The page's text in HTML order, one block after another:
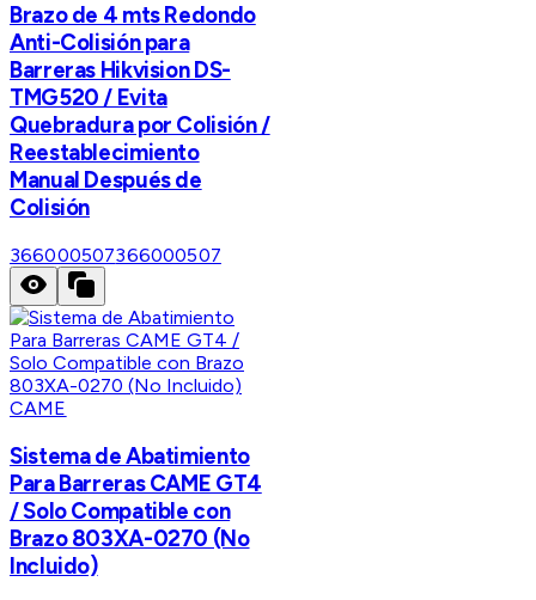
Brazo de 4 mts Redondo
Anti-Colisión para
Barreras Hikvision DS-
TMG520 / Evita
Quebradura por Colisión /
Reestablecimiento
Manual Después de
Colisión
366000507366000507
CAME
Sistema de Abatimiento
Para Barreras CAME GT4
/ Solo Compatible con
Brazo 803XA-0270 (No
Incluido)